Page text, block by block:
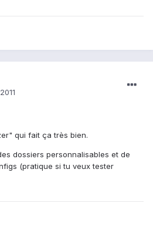
qui fait ça très bien.
dossiers personnalisables et de
(pratique si tu veux tester